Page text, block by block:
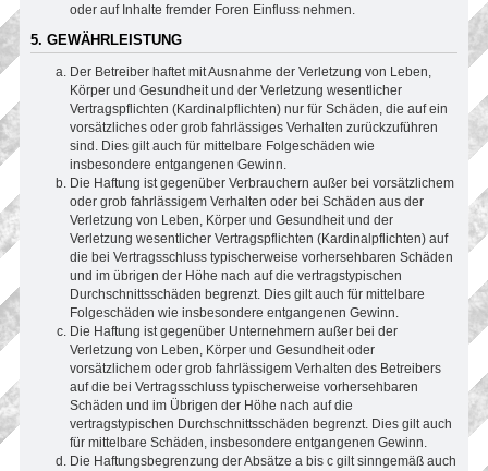
oder auf Inhalte fremder Foren Einfluss nehmen.
5. GEWÄHRLEISTUNG
Der Betreiber haftet mit Ausnahme der Verletzung von Leben,
Körper und Gesundheit und der Verletzung wesentlicher
Vertragspflichten (Kardinalpflichten) nur für Schäden, die auf ein
vorsätzliches oder grob fahrlässiges Verhalten zurückzuführen
sind. Dies gilt auch für mittelbare Folgeschäden wie
insbesondere entgangenen Gewinn.
Die Haftung ist gegenüber Verbrauchern außer bei vorsätzlichem
oder grob fahrlässigem Verhalten oder bei Schäden aus der
Verletzung von Leben, Körper und Gesundheit und der
Verletzung wesentlicher Vertragspflichten (Kardinalpflichten) auf
die bei Vertragsschluss typischerweise vorhersehbaren Schäden
und im übrigen der Höhe nach auf die vertragstypischen
Durchschnittsschäden begrenzt. Dies gilt auch für mittelbare
Folgeschäden wie insbesondere entgangenen Gewinn.
Die Haftung ist gegenüber Unternehmern außer bei der
Verletzung von Leben, Körper und Gesundheit oder
vorsätzlichem oder grob fahrlässigem Verhalten des Betreibers
auf die bei Vertragsschluss typischerweise vorhersehbaren
Schäden und im Übrigen der Höhe nach auf die
vertragstypischen Durchschnittsschäden begrenzt. Dies gilt auch
für mittelbare Schäden, insbesondere entgangenen Gewinn.
Die Haftungsbegrenzung der Absätze a bis c gilt sinngemäß auch